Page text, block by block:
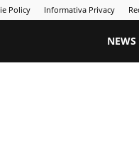
Policy Informativa Privacy
NEWS